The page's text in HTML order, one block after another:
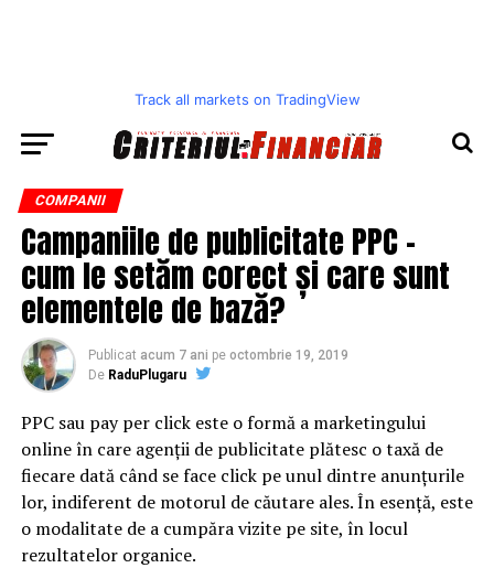
Track all markets on TradingView
COMPANII
Campaniile de publicitate PPC –
cum le setăm corect și care sunt
elementele de bază?
Publicat acum 7 ani pe octombrie 19, 2019
De RaduPlugaru
PPC sau pay per click este o formă a marketingului
online în care agenții de publicitate plătesc o taxă de
fiecare dată când se face click pe unul dintre anunțurile
lor, indiferent de motorul de căutare ales. În esență, este
o modalitate de a cumpăra vizite pe site, în locul
rezultatelor organice.